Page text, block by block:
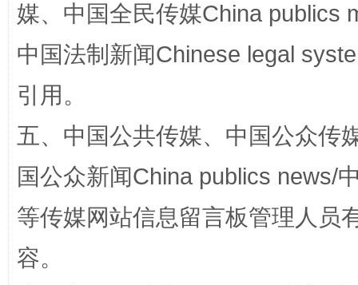
媒、中国全民传媒China publics
中国法制新闻Chinese legal
引用。
五、中国公共传媒、中国公众传
国公众新闻China publics news/
等传媒网站信息留言板管理人员
容。